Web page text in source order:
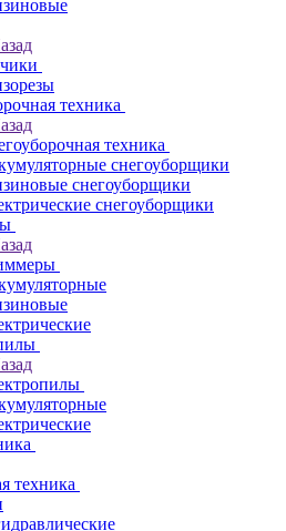
техника
техника
снегоуборщики
снегоуборщики
снегоуборщики
техника